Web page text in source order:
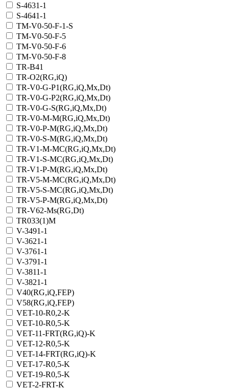
S-4631-1
S-4641-1
TM-V0-50-F-1-S
TM-V0-50-F-5
TM-V0-50-F-6
TM-V0-50-F-8
TR-B41
TR-O2(RG,iQ)
TR-V0-G-P1(RG,iQ,Mx,Dt)
TR-V0-G-P2(RG,iQ,Mx,Dt)
TR-V0-G-S(RG,iQ,Mx,Dt)
TR-V0-M-M(RG,iQ,Mx,Dt)
TR-V0-P-M(RG,iQ,Mx,Dt)
TR-V0-S-M(RG,iQ,Mx,Dt)
TR-V1-M-MC(RG,iQ,Мх,Dt)
TR-V1-S-MC(RG,iQ,Мх,Dt)
TR-V1-Р-M(RG,iQ,Мх,Dt)
TR-V5-M-MC(RG,iQ,Мх,Dt)
TR-V5-S-MC(RG,iQ,Мх,Dt)
TR-V5-Р-M(RG,iQ,Мх,Dt)
TR-V62-Ms(RG,Dt)
TR033(1)M
V-3491-1
V-3621-1
V-3761-1
V-3791-1
V-3811-1
V-3821-1
V40(RG,iQ,FEP)
V58(RG,iQ,FEP)
VET-10-R0,2-K
VET-10-R0,5-K
VET-11-FRT(RG,iQ)-K
VET-12-R0,5-K
VET-14-FRT(RG,iQ)-K
VET-17-R0,5-K
VET-19-R0,5-K
VET-2-FRT-K